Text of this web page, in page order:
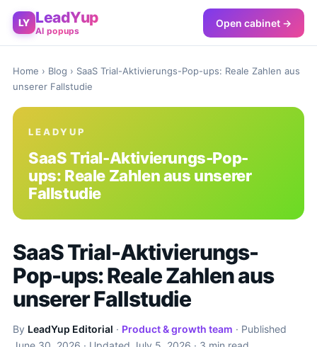
LY LeadYup
AI popups
Open cabinet →
Home › Blog › SaaS Trial-Aktivierungs-Pop-ups: Reale Zahlen aus
unserer Fallstudie
LEADYUP
SaaS Trial-Aktivierungs-Pop-
ups: Reale Zahlen aus unserer
Fallstudie
SaaS Trial-Aktivierungs-
Pop-ups: Reale Zahlen aus
unserer Fallstudie
By LeadYup Editorial · Product & growth team · Published